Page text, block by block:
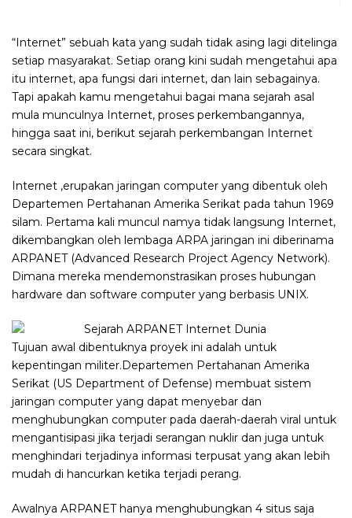
“Internet” sebuah kata yang sudah tidak asing lagi ditelinga
setiap masyarakat. Setiap orang kini sudah mengetahui apa
itu internet, apa fungsi dari internet, dan lain sebagainya.
Tapi apakah kamu mengetahui bagai mana sejarah asal
mula munculnya Internet, proses perkembangannya,
hingga saat ini, berikut sejarah perkembangan Internet
secara singkat.
Internet ,erupakan jaringan computer yang dibentuk oleh
Departemen Pertahanan Amerika Serikat pada tahun 1969
silam. Pertama kali muncul namya tidak langsung Internet,
dikembangkan oleh lembaga ARPA jaringan ini diberinama
ARPANET (Advanced Research Project Agency Network).
Dimana mereka mendemonstrasikan proses hubungan
hardware dan software computer yang berbasis UNIX.
Tujuan awal dibentuknya proyek ini adalah untuk
kepentingan militer.Departemen Pertahanan Amerika
Serikat (US Department of Defense) membuat sistem
jaringan computer yang dapat menyebar dan
menghubungkan computer pada daerah-daerah viral untuk
mengantisipasi jika terjadi serangan nuklir dan juga untuk
menghindari terjadinya informasi terpusat yang akan lebih
mudah di hancurkan ketika terjadi perang.
Awalnya ARPANET hanya menghubungkan 4 situs saja